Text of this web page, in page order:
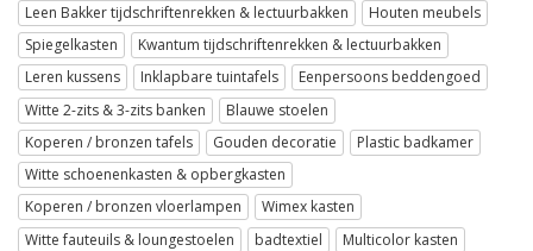
Leen Bakker tijdschriftenrekken & lectuurbakken
Houten meubels
Spiegelkasten
Kwantum tijdschriftenrekken & lectuurbakken
Leren kussens
Inklapbare tuintafels
Eenpersoons beddengoed
Witte 2-zits & 3-zits banken
Blauwe stoelen
Koperen / bronzen tafels
Gouden decoratie
Plastic badkamer
Witte schoenenkasten & opbergkasten
Koperen / bronzen vloerlampen
Wimex kasten
Witte fauteuils & loungestoelen
badtextiel
Multicolor kasten